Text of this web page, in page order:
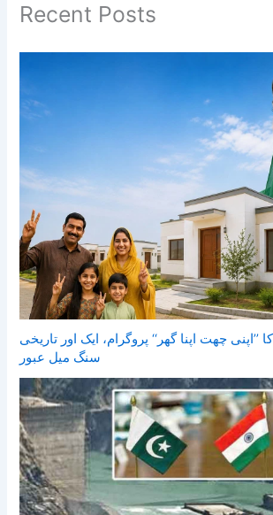
Recent Posts
’’اپنی چھت اپنا گھر‘‘ پروگرام، ایک اور تاریخی
سنگ میل عبور